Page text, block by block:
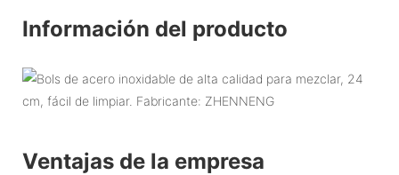
Información del producto
Ventajas de la empresa